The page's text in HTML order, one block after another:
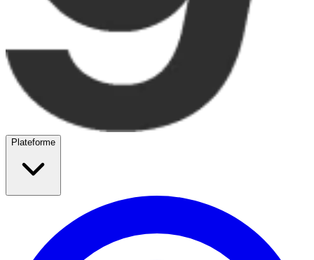
Plateforme